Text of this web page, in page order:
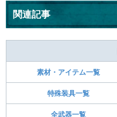
関連記事
素材・アイテム一覧
特殊装具一覧
全武器一覧